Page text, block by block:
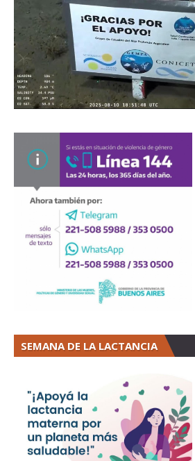
SEMANA DE LA LACTANCIA